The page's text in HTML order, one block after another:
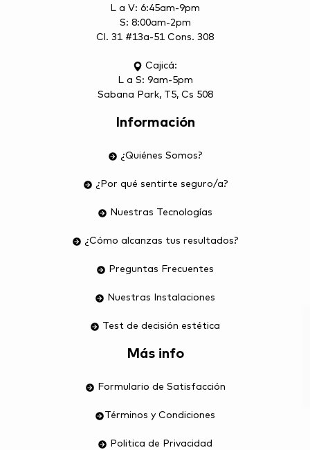
L a V: 6:45am-9pm
S: 8:00am-2pm
Cl. 31 #13a-51 Cons. 308
Cajicá:
L a S: 9am-5pm
Sabana Park, T5, Cs 508
Información
¿Quiénes Somos?
¿Por qué sentirte seguro/a?
Nuestras Tecnologías
¿Cómo alcanzas tus resultados?
Preguntas Frecuentes
Nuestras Instalaciones
Test de decisión estética
Más info
Formulario de Satisfacción
Términos y Condiciones
Politica de Privacidad